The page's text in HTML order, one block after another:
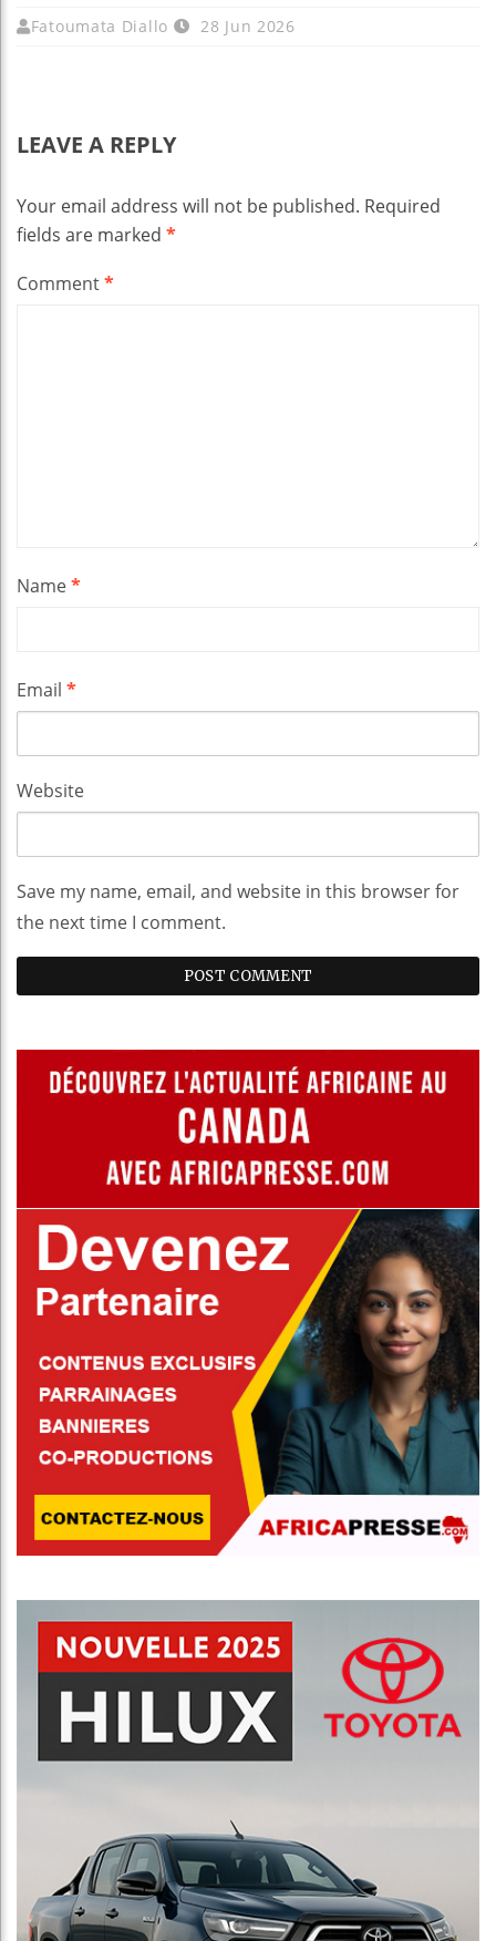
Fatoumata Diallo 28 Jun 2026
LEAVE A REPLY
Your email address will not be published. Required
fields are marked *
Comment*
Name*
Email *
Website
Save my name, email, and website in this browser for
the next time I comment.